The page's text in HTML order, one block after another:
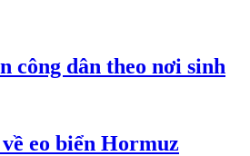
công dân theo nơi sinh
eo biển Hormuz